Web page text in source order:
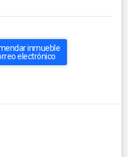
inmueble
electrónico